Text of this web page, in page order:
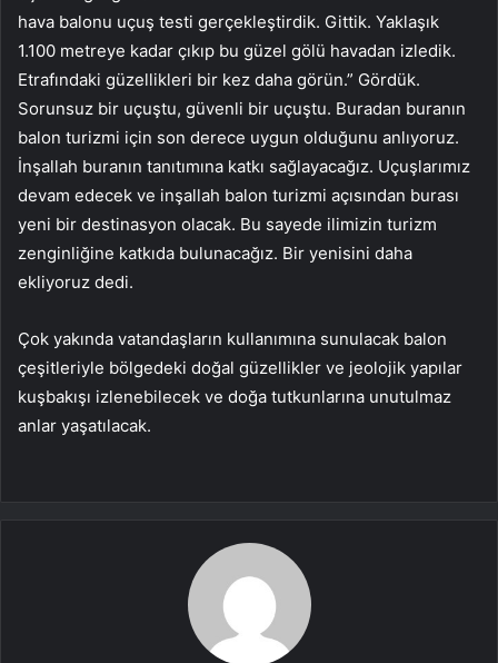
hava balonu uçuş testi gerçekleştirdik. Gittik. Yaklaşık
1.100 metreye kadar çıkıp bu güzel gölü havadan izledik.
Etrafındaki güzellikleri bir kez daha görün.” Gördük.
Sorunsuz bir uçuştu, güvenli bir uçuştu. Buradan buranın
balon turizmi için son derece uygun olduğunu anlıyoruz.
İnşallah buranın tanıtımına katkı sağlayacağız. Uçuşlarımız
devam edecek ve inşallah balon turizmi açısından burası
yeni bir destinasyon olacak. Bu sayede ilimizin turizm
zenginliğine katkıda bulunacağız. Bir yenisini daha
ekliyoruz dedi.
Çok yakında vatandaşların kullanımına sunulacak balon
çeşitleriyle bölgedeki doğal güzellikler ve jeolojik yapılar
kuşbakışı izlenebilecek ve doğa tutkunlarına unutulmaz
anlar yaşatılacak.